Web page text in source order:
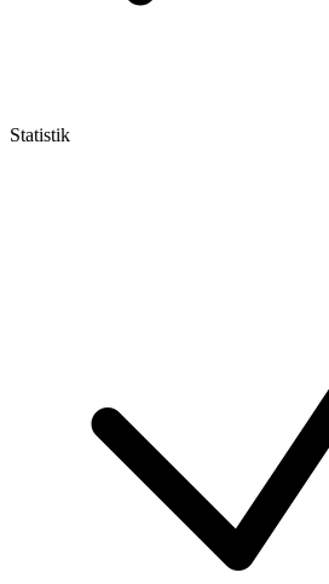
Statistik